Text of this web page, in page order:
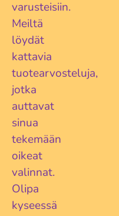
varusteisiin.
Meiltä
löydät
kattavia
tuotearvosteluja,
jotka
auttavat
sinua
tekemään
oikeat
valinnat.
Olipa
kyseessä